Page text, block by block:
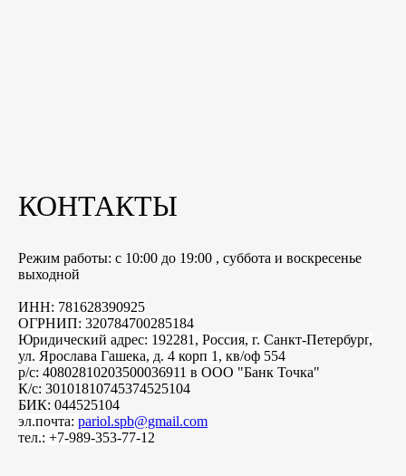
КОНТАКТЫ
Режим работы: с 10:00 до 19:00 , суббота и воскресенье
выходной
ИНН: 781628390925
ОГРНИП: 320784700285184
Юридический адрес: 192281, Россия, г. Санкт-Петербург,
ул. Ярослава Гашека, д. 4 корп 1, кв/оф 554
р/с: 40802810203500036911 в ООО "Банк Точка"
К/с: 30101810745374525104
БИК: 044525104
эл.почта: pariol.spb@gmail.com
тел.: +7-989-353-77-12